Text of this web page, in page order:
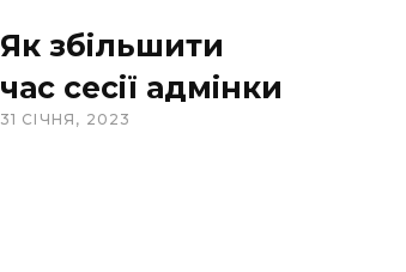
Як збільшити
час сесії адмінки
31 СІЧНЯ, 2023